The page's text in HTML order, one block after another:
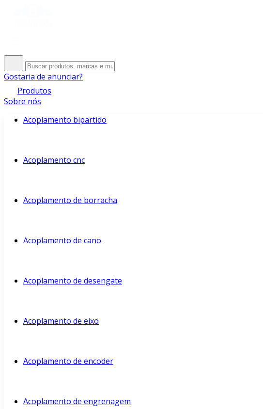
Gostaria de anunciar?
Produtos
Sobre nós
Acoplamento bipartido
Acoplamento cnc
Acoplamento de borracha
Acoplamento de cano
Acoplamento de desengate
Acoplamento de eixo
Acoplamento de encoder
Acoplamento de engrenagem